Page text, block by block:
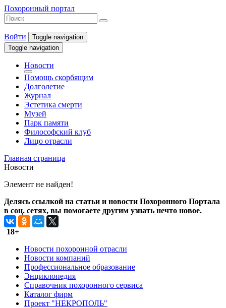
Похоронный портал
Войти
Toggle navigation
Toggle navigation
Новости
Помощь скорбящим
Долголетие
Журнал
Эстетика смерти
Музей
Парк памяти
Философский клуб
Лицо отрасли
Главная страница
Новости
Элемент не найден!
Делясь ссылкой на статьи и новости Похоронного Портала
в соц. сетях, вы помогаете другим узнать нечто новое.
18+
Новости похоронной отрасли
Новости компаний
Профессиональное образование
Энциклопедия
Справочник похоронного сервиса
Каталог фирм
Проект "НЕКРОПОЛЬ"